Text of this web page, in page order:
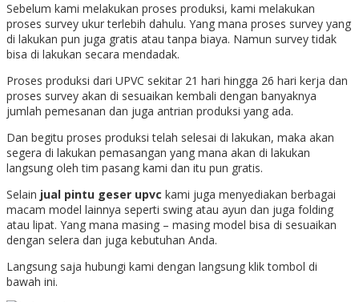
Sebelum kami melakukan proses produksi, kami melakukan
proses survey ukur terlebih dahulu. Yang mana proses survey yang
di lakukan pun juga gratis atau tanpa biaya. Namun survey tidak
bisa di lakukan secara mendadak.
Proses produksi dari UPVC sekitar 21 hari hingga 26 hari kerja dan
proses survey akan di sesuaikan kembali dengan banyaknya
jumlah pemesanan dan juga antrian produksi yang ada.
Dan begitu proses produksi telah selesai di lakukan, maka akan
segera di lakukan pemasangan yang mana akan di lakukan
langsung oleh tim pasang kami dan itu pun gratis.
Selain jual pintu geser upvc kami juga menyediakan berbagai
macam model lainnya seperti swing atau ayun dan juga folding
atau lipat. Yang mana masing – masing model bisa di sesuaikan
dengan selera dan juga kebutuhan Anda.
Langsung saja hubungi kami dengan langsung klik tombol di
bawah ini.